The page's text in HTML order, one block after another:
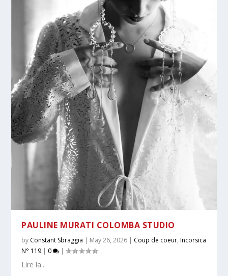
PAULINE MURATI COLOMBA STUDIO
by Constant Sbraggia | May 26, 2026 | Coup de coeur,Incorsica
N° 119 | 0 |
Lire la...